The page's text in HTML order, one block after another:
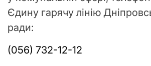
Єдину гарячу лінію
ради:
(056) 732-12-12